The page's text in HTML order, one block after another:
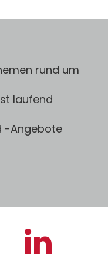
rund um
laufend
-Angebote